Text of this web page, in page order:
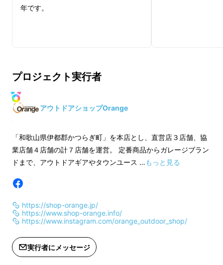
ただ白トリュフソルトを追加しただけではな
く、全体の味のバランスを考え、約1年をかけ
年です。
プロジェクト実行者
アウトドアショップOrange
「和歌山県伊都郡かつらぎ町」を本店とし、直営店３店舗、協
業店舗４店舗の計７店舗を運営。 定番商品からガレージブラン
ドまで、アウトドアギアやタウンユース …もっと見る
https://shop-orange.jp/
https://www.shop-orange.info/
https://www.instagram.com/orange_outdoor_shop/
実行者にメッセージ